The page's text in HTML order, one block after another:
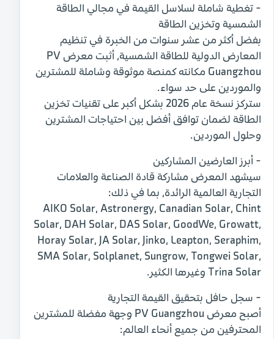
- تغطية شاملة لسلاسل القيمة في مجالي الطاقة
الشمسية وتخزين الطاقة
بفضل أكثر من عشر سنوات من الخبرة في تنظيم
المعارض الدولية للطاقة الشمسية، أثبت معرض PV
Guangzhou مكانته كمنصة موثوقة وشاملة للمشترين
والموردين على حد سواء.
ستركز نسخة عام 2026 بشكل أكبر على تقنيات تخزين
الطاقة لضمان توافق أفضل بين احتياجات المشترين
وحلول الموردين.
- أبرز العارضين المشاركين
سيشهد المعرض مشاركة قادة الصناعة والعلامات
التجارية العالمية الرائدة، بما في ذلك:
AIKO Solar، Astronergy، Canadian Solar، Chint
Solar، DAH Solar، DAS Solar، GoodWe، Growatt،
Horay Solar، JA Solar، Jinko، Leapton، Seraphim،
SMA Solar، Solplanet، Sungrow، Tongwei Solar،
Trina Solar وغيرها الكثير.
- سجل حافل بتحقيق القيمة التجارية
أصبح معرض PV Guangzhou وجهة مفضلة للمشترين
المحترفين من جميع أنحاء العالم: